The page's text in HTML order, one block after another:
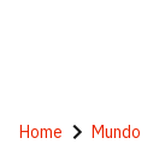
Home Mundo